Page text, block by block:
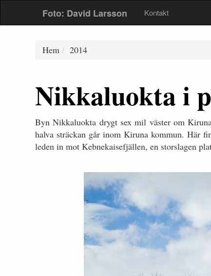
Foto: David Larsson Kontakt
Hem 2014
Nikkaluokta i
Byn Nikkaluokta drygt sex mil väster om
halva sträckan går inom Kiruna kommun. Här
leden in mot Kebnekaisefjällen, en storslagen